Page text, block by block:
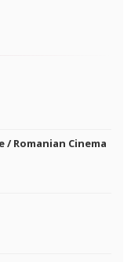
Romanian Cinema